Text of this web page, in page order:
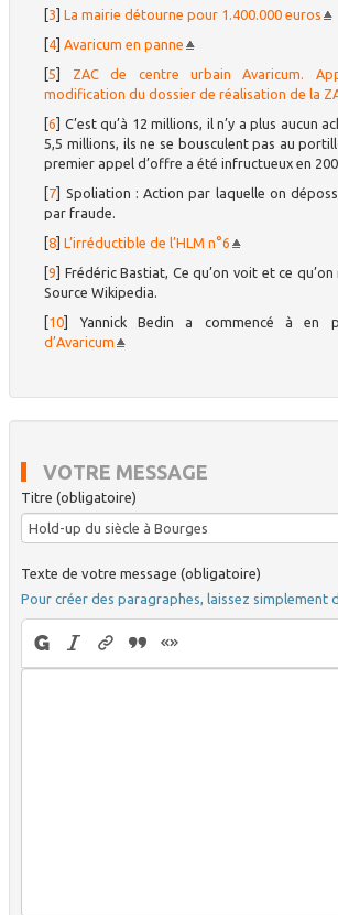
3 ]La mairie détourne pour 1.400.000 euros
4 ]Avaricum en panne
[5
ZAC de centre urbain Avaricum.
modification du dossier de réalisation de la
[6
C’est qu’à 12 millions, il n’y a plus aucun
5,5 millions, ils ne se bousculent pas au
premier appel d’offre a été infructueux en
7
Spoliation : Action par laquelle on
par fraude.
[8 ]L’irréductible de l’HLM n°6
[9
Frédéric Bastiat, Ce qu’on voit et ce
Source Wikipedia.
10 Yannick Bedin a commencé à
d’Avaricum
VOTRE MESSAGE
Titre (obligatoire)
Texte de votre message (obligatoire)
Pour créer des paragraphes, laissez simplement